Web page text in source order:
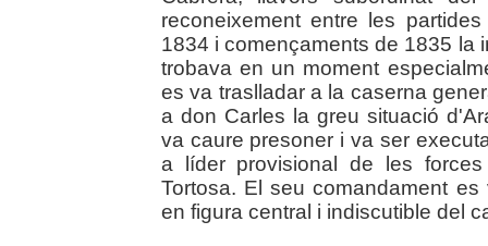
reconeixement entre les
1834 i començaments de 1835 la
trobava en un moment
es va traslladar a la caserna
a don Carles la greu situació
va caure presoner i va ser
a líder provisional de les
Tortosa. El seu comandament
en figura central i indiscutible del